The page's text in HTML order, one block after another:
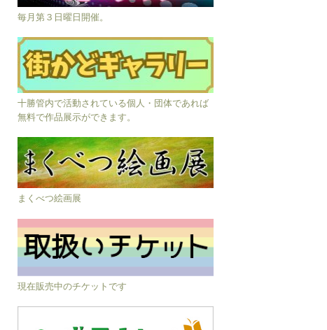
毎月第３日曜日開催。
十勝管内で活動されている個人・団体であれば
無料で作品展示ができます。
まくべつ絵画展
現在販売中のチケットです